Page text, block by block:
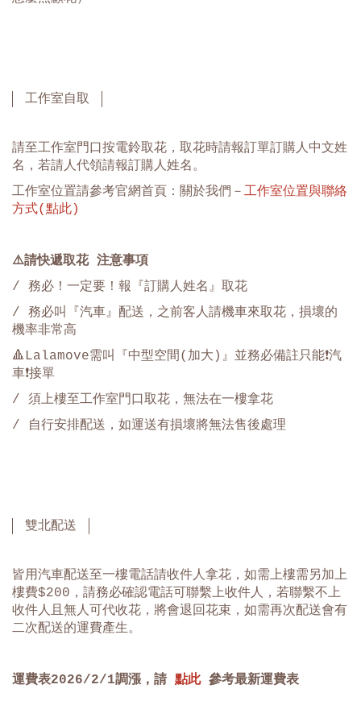
工作室自取
請至工作室門口按電鈴取花，取花時請報訂單訂購人中文姓
名，若請人代領請報訂購人姓名。
工作室位置請參考官網首頁：關於我們－ 工作室位置與聯絡
方式(點此)
⚠️請快遞取花 注意事項
/ 務必！一定要！報『訂購人姓名』取花
/ 務必叫『汽車』配送，之前客人請機車來取花，損壞的
機率非常高
🔺Lalamove需叫『中型空間(加大)』並務必備註只能❗️汽
車❗️接單
/ 須上樓至工作室門口取花，無法在一樓拿花
/
自行安排配送，如運送有損壞將無法售後處理
雙北配送
皆用汽車配送至一樓電話請收件人拿花，如需上樓需另加上
樓費$200，請務必確認電話可聯繫上收件人，若聯繫不上
收件人且無人可代收花，將會退回花束，如需再次配送會有
二次配送的運費產生。
運費表2026/2/1調漲，請 點此 參考最新運費表